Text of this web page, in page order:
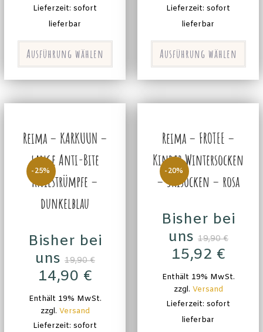
Lieferzeit: sofort
lieferbar
Ausführung wählen
Lieferzeit: sofort
lieferbar
Ausführung wählen
-25%
Reima – KARKUUN –
lange Anti-Bite
Kniestrümpfe –
dunkelblau
Bisher bei
uns 19,90€
14,90 €
Enthält 19% MwSt.
zzgl. Versand
Lieferzeit: sofort
-20%
Reima – FROTEE –
Kinder Wintersocken
– Skisocken – rosa
Bisher bei
uns 19,90€
15,92 €
Enthält 19% MwSt.
zzgl. Versand
Lieferzeit: sofort
lieferbar